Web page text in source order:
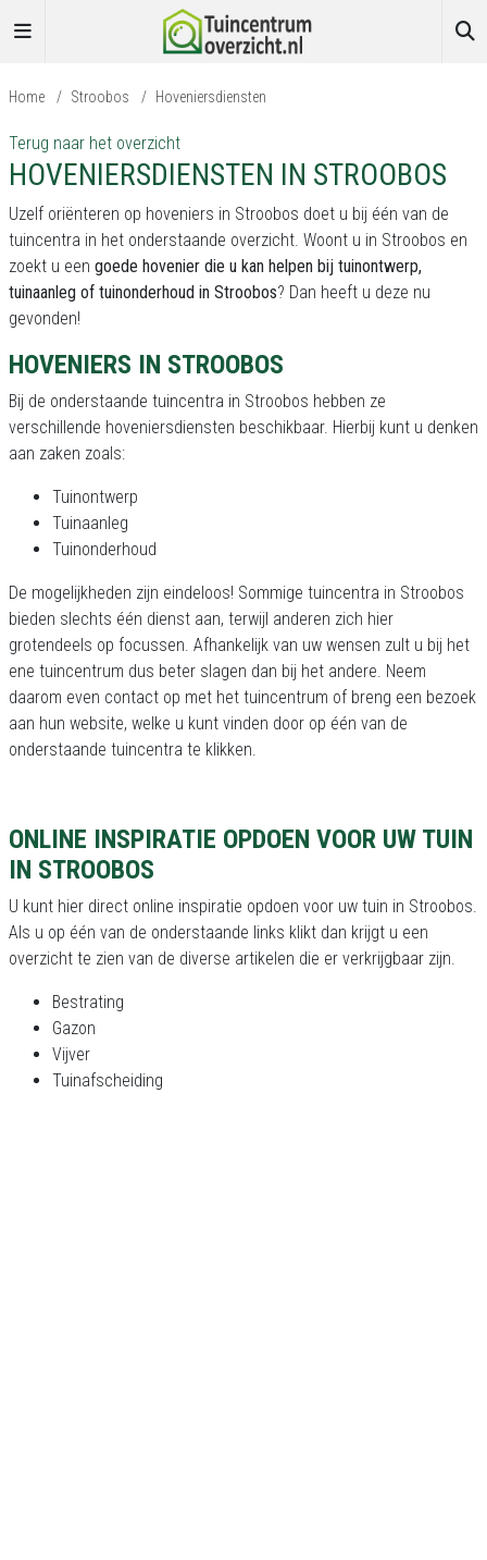
Home / Stroobos / Hoveniersdiensten
Terug naar het overzicht
HOVENIERSDIENSTEN IN STROOBOS
Uzelf oriënteren op hoveniers in Stroobos doet u bij één van de
tuincentra in het onderstaande overzicht. Woont u in Stroobos en
zoekt u een goede hovenier die u kan helpen bij tuinontwerp,
tuinaanleg of tuinonderhoud in Stroobos? Dan heeft u deze nu
gevonden!
HOVENIERS IN STROOBOS
Bij de onderstaande tuincentra in Stroobos hebben ze
verschillende hoveniersdiensten beschikbaar. Hierbij kunt u denken
aan zaken zoals:
Tuinontwerp
Tuinaanleg
Tuinonderhoud
De mogelijkheden zijn eindeloos! Sommige tuincentra in Stroobos
bieden slechts één dienst aan, terwijl anderen zich hier
grotendeels op focussen. Afhankelijk van uw wensen zult u bij het
ene tuincentrum dus beter slagen dan bij het andere. Neem
daarom even contact op met het tuincentrum of breng een bezoek
aan hun website, welke u kunt vinden door op één van de
onderstaande tuincentra te klikken.
ONLINE INSPIRATIE OPDOEN VOOR UW TUIN
IN STROOBOS
U kunt hier direct online inspiratie opdoen voor uw tuin in Stroobos.
Als u op één van de onderstaande links klikt dan krijgt u een
overzicht te zien van de diverse artikelen die er verkrijgbaar zijn.
Bestrating
Gazon
Vijver
Tuinafscheiding